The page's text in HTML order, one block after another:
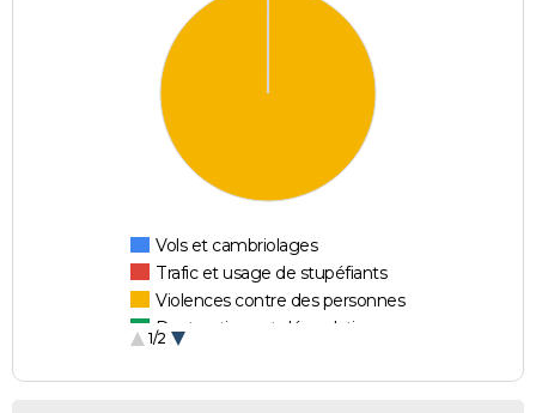
Vols et cambriolages
Trafic et usage de stupéfiants
Violences contre des personnes
Destructions et dégradations
1/2